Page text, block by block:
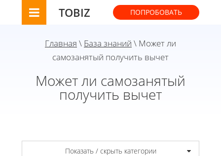
TOBIZ ПОПРОБОВАТЬ
Главная \ База знаний \ Может ли
самозанятый получить вычет
Может ли самозанятый
получить вычет
Показать / скрыть категории